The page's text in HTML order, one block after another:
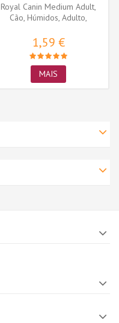
Royal Canin Medium Adult,
Cão, Húmidos, Adulto,
1,59 €
MAIS